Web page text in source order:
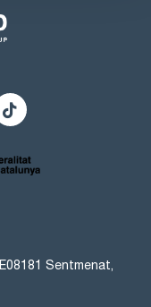
Sentmenat,